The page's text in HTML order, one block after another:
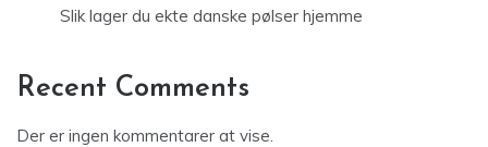
Slik lager du ekte danske pølser hjemme
Recent Comments
Der er ingen kommentarer at vise.